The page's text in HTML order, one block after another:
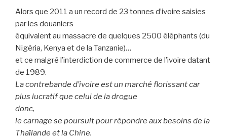
Alors que 2011 a un record de 23 tonnes d’ivoire saisies
par les douaniers
équivalent au massacre de quelques 2500 éléphants (du
Nigéria, Kenya et de la Tanzanie)…
et ce malgré l’interdiction de commerce de l’ivoire datant
de 1989.
La contrebande d’ivoire est un marché florissant car
plus lucratif que celui de la drogue
donc,
le carnage se poursuit pour répondre aux besoins de la
Thaïlande et la Chine.